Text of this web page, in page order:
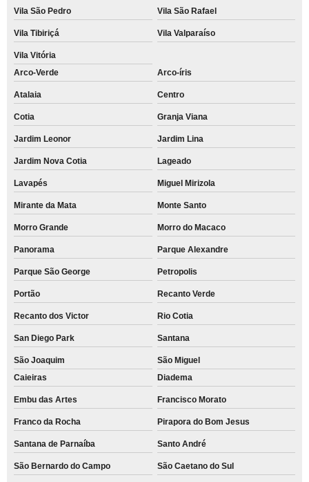
Vila São Pedro Vila São Rafael
Vila Tibiriçá Vila Valparaíso
Vila Vitória
Arco-Verde
Arco-íris
Atalaia Centro
Cotia Granja Viana
Jardim Leonor Jardim Lina
Jardim Nova Cotia Lageado
Lavapés Miguel Mirizola
Mirante da Mata Monte Santo
Morro Grande Morro do Macaco
Panorama Parque Alexandre
Parque São George Petropolis
Portão Recanto Verde
Recanto dos Victor Rio Cotia
San Diego Park Santana
São Joaquim
São Miguel
Caieiras
Diadema
Embu das Artes Francisco Morato
Franco da Rocha Pirapora do Bom Jesus
Santana de Parnaíba Santo André
São Bernardo do Campo São Caetano do Sul